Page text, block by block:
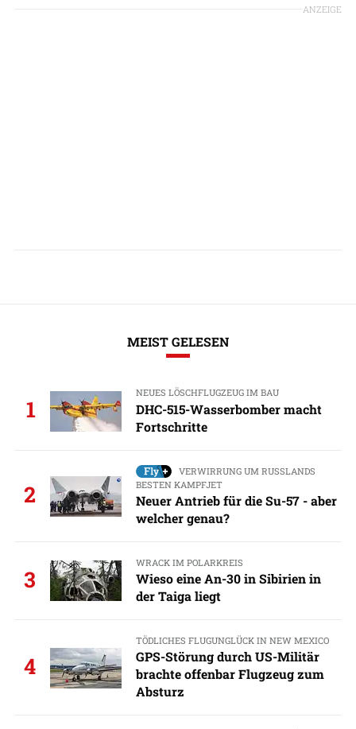
ANZEIGE
MEIST GELESEN
1
NEUES LÖSCHFLUGZEUG IM BAU
DHC-515-Wasserbomber macht
Fortschritte
2
VERWIRRUNG UM RUSSLANDS
BESTEN KAMPFJET
Neuer Antrieb für die Su-57 - aber
welcher genau?
3
WRACK IM POLARKREIS
Wieso eine An-30 in Sibirien in
der Taiga liegt
4
TÖDLICHES FLUGUNGLÜCK IN NEW MEXICO
GPS-Störung durch US-Militär
brachte offenbar Flugzeug zum
Absturz